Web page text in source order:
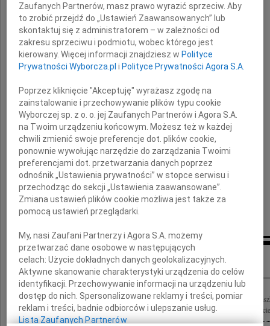
Żonie i Najbliższym
wyrazy głębokiego współczucia
składa
Inne kondolencje
Wyrazy głębokiego żalu i współczucia z powodu śmierci dr. hab. n. med. Jacka
Bliskim Zarząd oraz członkowie Stowarzyszenia Central and Eastern European
Zaufanych Partnerów, masz prawo wyrazić sprzeciw. Aby
to zrobić przejdź do „Ustawień Zaawansowanych” lub
skontaktuj się z administratorem – w zależności od
zakresu sprzeciwu i podmiotu, wobec którego jest
kierowany. Więcej informacji znajdziesz w Polityce
Prywatności Wyborcza.pl i Polityce Prywatności Agora S.A.
Poprzez kliknięcie "Akceptuję" wyrażasz zgodę na
zainstalowanie i przechowywanie plików typu cookie
Wyborczej sp. z o. o. jej Zaufanych Partnerów i Agora S.A.
na Twoim urządzeniu końcowym. Możesz też w każdej
chwili zmienić swoje preferencje dot. plików cookie,
ponownie wywołując narzędzie do zarządzania Twoimi
preferencjami dot. przetwarzania danych poprzez
odnośnik „Ustawienia prywatności” w stopce serwisu i
przechodząc do sekcji „Ustawienia zaawansowane”.
Zmiana ustawień plików cookie możliwa jest także za
pomocą ustawień przeglądarki.
My, nasi Zaufani Partnerzy i Agora S.A. możemy
przetwarzać dane osobowe w następujących
celach:Użycie dokładnych danych geolokalizacyjnych.
Aktywne skanowanie charakterystyki urządzenia do celów
identyfikacji. Przechowywanie informacji na urządzeniu lub
dostęp do nich. Spersonalizowane reklamy i treści, pomiar
reklam i treści, badnie odbiorców i ulepszanie usług.
Lista Zaufanych Partnerów